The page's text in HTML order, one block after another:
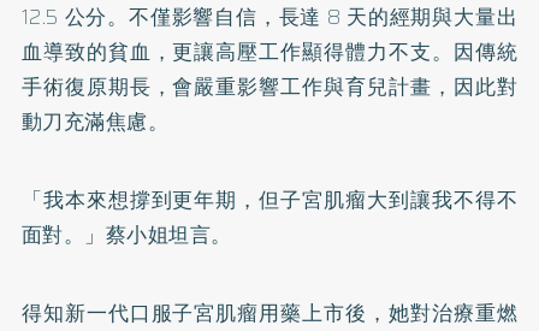
12.5 公分。不僅影響自信，長達 8 天的經期與大量出
血導致的貧血，更讓高壓工作顯得體力不支。因傳統
手術復原期長，會嚴重影響工作與育兒計畫，因此對
動刀充滿焦慮。
「我本來想撐到更年期，但子宮肌瘤大到讓我不得不
面對。」蔡小姐坦言。
得知新一代口服子宮肌瘤用藥上市後，她對治療重燃